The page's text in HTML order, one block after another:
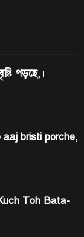
পড়ছে,।
aaj bristi porche,
Toh Bata-